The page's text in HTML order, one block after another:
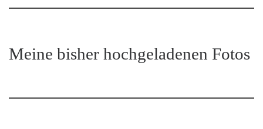
Meine bisher hochgeladenen Fotos